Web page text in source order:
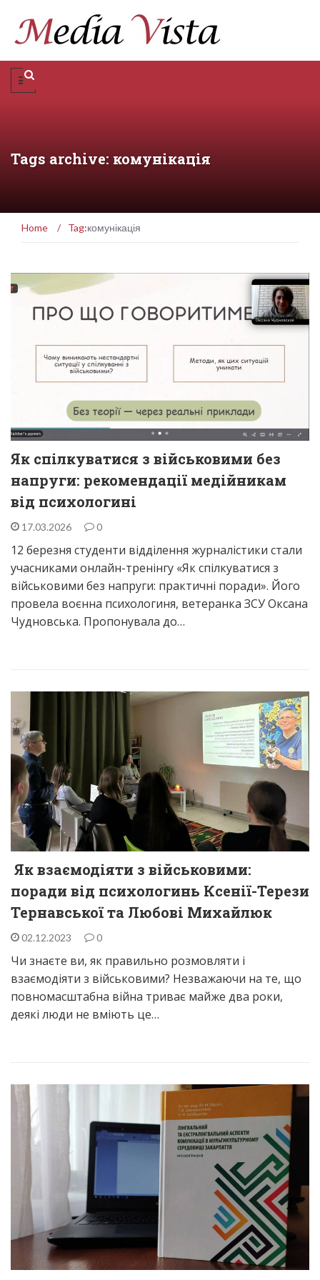
Tags archive: комунікація
Home / Tag:комунікація
Як спілкуватися з військовими без
напруги: рекомендації медійникам
від психологині
17.03.2026 0
12 березня студенти відділення журналістики стали
учасниками онлайн-тренінгу «Як спілкуватися з
військовими без напруги: практичні поради». Його
провела воєнна психологиня, ветеранка ЗСУ Оксана
Чудновська. Пропонувала до…
Як взаємодіяти з військовими:
поради від психологинь Ксенії-Терези
Тернавської та Любові Михайлюк
02.12.2023 0
Чи знаєте ви, як правильно розмовляти і
взаємодіяти з військовими? Незважаючи на те, що
повномасштабна війна триває майже два роки,
деякі люди не вміють це…